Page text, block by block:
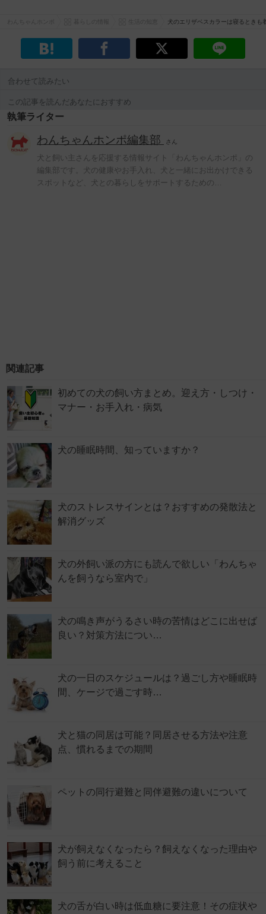
犬のエリザベスカラーは寝るときも
合わせて読みたい
この記事を読んだあなたにおすすめ
執筆ライター
わんちゃんホンポ編集部 さん
犬と飼い主さんを応援する情報サイト「わんちゃんホンポ」の
編集部です。犬の健康やお手入れ、犬と一緒にお出かけできる
スポットなど、犬との暮らしをサポートするための…
関連記事
初めての犬の飼い方まとめ。迎え方・しつけ・
マナー・お手入れ・病気
犬の睡眠時間、知っていますか？
犬のストレスサインとは？おすすめの発散法と
解消グッズ
犬の外飼い派の方にも読んで欲しい「わんちゃ
んを飼うなら室内で」
犬の鳴き声がうるさい時の苦情はどこに出せば
良い？対策方法につい…
犬の一日のスケジュールは？過ごし方や睡眠時
間、ケージで過ごす時…
犬と猫の同居は可能？同居させる方法や注意
点、慣れるまでの期間
ペットの同行避難と同伴避難の違いについて
犬が飼えなくなったら？飼えなくなった理由や
飼う前に考えること
犬の舌が白い時は低血糖に要注意！その症状や